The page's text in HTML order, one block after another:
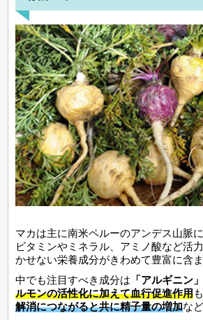
マカは主に南米ペルーのアンデス山脈
ビタミンやミネラル、アミノ酸など活
かせない栄養成分がきわめて豊富に含ま
中でも注目すべき成分は 「アルギニン」
ルモンの活性化に加えて血行促進作用
解消につながると共に精子量の増加な